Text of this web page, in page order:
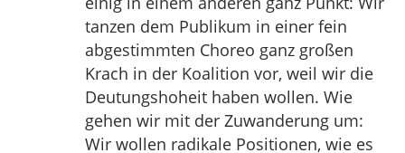
tanzen dem Publikum in einer fein
abgestimmten Choreo ganz großen
Krach in der Koalition vor, weil wir die
Deutungshoheit haben wollen. Wie
gehen wir mit der Zuwanderung um:
Wir wollen radikale Positionen, wie es